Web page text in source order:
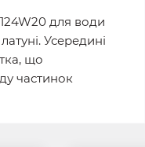
для води
Усередині
що
частинок